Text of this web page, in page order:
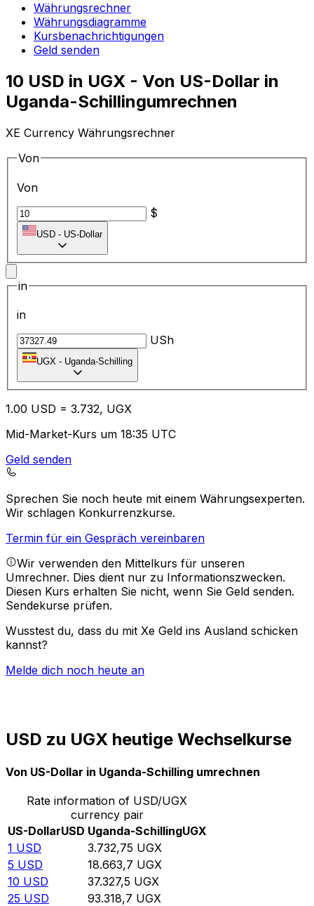
Währungsrechner
Währungsdiagramme
Kursbenachrichtigungen
Geld senden
10 USD in UGX - Von US-Dollar in
Uganda-Schillingumrechnen
XE Currency Währungsrechner
Von
Von
$
USD - US-Dollar
in
in
USh
UGX - Uganda-Schilling
1.00 USD = 3.732, UGX
Mid-Market-Kurs um 18:35 UTC
Geld senden
Sprechen Sie noch heute mit einem Währungsexperten.
Wir schlagen Konkurrenzkurse.
Termin für ein Gespräch vereinbaren
Wir verwenden den Mittelkurs für unseren
Umrechner. Dies dient nur zu Informationszwecken.
Diesen Kurs erhalten Sie nicht, wenn Sie Geld senden.
Sendekurse prüfen.
Wusstest du, dass du mit Xe Geld ins Ausland schicken
kannst?
Melde dich noch heute an
USD zu UGX heutige Wechselkurse
Von US-Dollar in Uganda-Schilling umrechnen
Rate information of USD/UGX
currency pair
US-DollarUSD Uganda-SchillingUGX
1 USD 3.732,75 UGX
5 USD 18.663,7 UGX
10 USD 37.327,5 UGX
25 USD 93.318,7 UGX